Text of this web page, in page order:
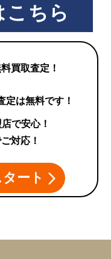
ちら
買取査定！
は無料です！
で安心！
対応！
ート